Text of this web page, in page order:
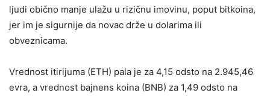
ljudi obično manje ulažu u rizičnu imovinu, poput bitkoina,
jer im je sigurnije da novac drže u dolarima ili
obveznicama.
Vrednost itirijuma (ETH) pala je za 4,15 odsto na 2.945,46
evra, a vrednost bajnens koina (BNB) za 1,49 odsto na